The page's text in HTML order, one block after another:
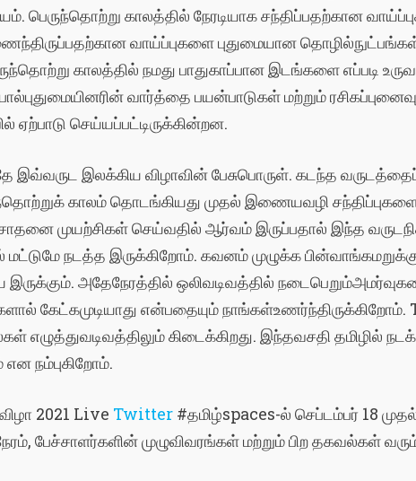
.பெருந்தொற்று காலத்தில் நேரடியாகசந்திப்பதற்கான
வாய்ப்புகளைபுதுமையான
காலத்தில் நமது பாதுகாப்பான இடங்களைஎப்படி
பால்புதுமையினரின்வார்த்தை பயன்பாடுகள்மற்றும்
ஏற்பாடு செய்யப்பட்டிருக்கின்றன.
இவ்வருட இலக்கிய விழாவின்பேசுபொருள்.கடந்த
காலம்தொடங்கியது முதல் இணையவழி
முயற்சிகள்செய்வதில் ஆர்வம் இருப்பதால் இந்த வருட
மட்டுமேநடத்த இருக்கிறோம்.கவனம்முழுக்கபின்வாங்க
இருக்கும். அதேநேரத்தில் ஒலிவடிவத்தில் நடைபெறும்
கேட்கமுடியாது என்பதையும்நாங்கள்உணர்ந்திருக்கிறோம்.
எழுத்துவடிவத்திலும்கிடைக்கிறது. இந்தவசதி தமிழில்
எனநம்புகிறோம்.
2021 Live Twitter #தமிழ்spaces-ல் செப்டம்பர் 18
,பேச்சாளர்களின்முழுவிவரங்கள்மற்றும்பிறதகவல்கள்